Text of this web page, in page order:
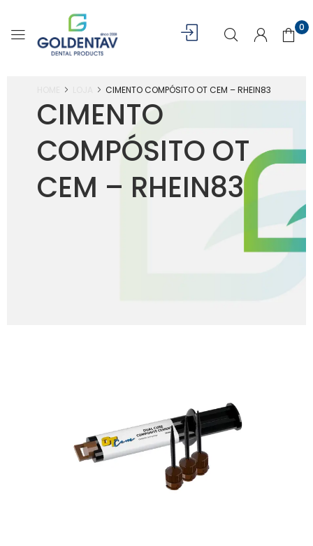
0
CIMENTO
COMPÓSITO OT
CEM – RHEIN83
CIMENTO COMPÓSITO OT CEM – RHEIN83